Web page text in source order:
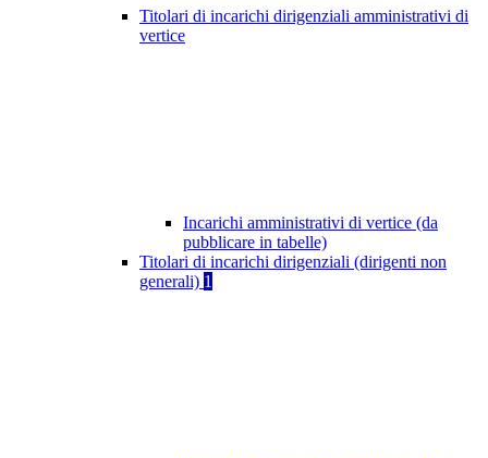
Titolari di incarichi dirigenziali amministrativi di
vertice
Incarichi amministrativi di vertice (da
pubblicare in tabelle)
Titolari di incarichi dirigenziali (dirigenti non
generali) 1